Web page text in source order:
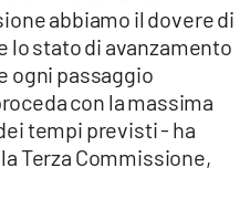
abbiamo il dovere di
stato di avanzamento
ogni passaggio
con la massima
tempi previsti - ha
Terza Commissione,